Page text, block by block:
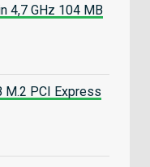
4,7 GHz 104 MB
M.2 PCI Express